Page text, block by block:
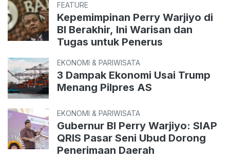
FEATURE
Kepemimpinan Perry Warjiyo di
BI Berakhir, Ini Warisan dan
Tugas untuk Penerus
EKONOMI & PARIWISATA
3 Dampak Ekonomi Usai Trump
Menang Pilpres AS
EKONOMI & PARIWISATA
Gubernur BI Perry Warjiyo: SIAP
QRIS Pasar Seni Ubud Dorong
Penerimaan Daerah